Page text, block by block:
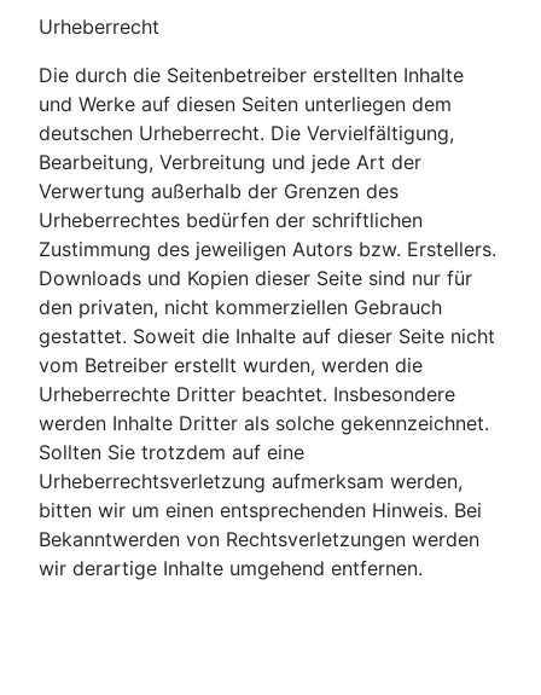
Urheberrecht
Die durch die Seitenbetreiber erstellten Inhalte
und Werke auf diesen Seiten unterliegen dem
deutschen Urheberrecht. Die Vervielfältigung,
Bearbeitung, Verbreitung und jede Art der
Verwertung außerhalb der Grenzen des
Urheberrechtes bedürfen der schriftlichen
Zustimmung des jeweiligen Autors bzw. Erstellers.
Downloads und Kopien dieser Seite sind nur für
den privaten, nicht kommerziellen Gebrauch
gestattet. Soweit die Inhalte auf dieser Seite nicht
vom Betreiber erstellt wurden, werden die
Urheberrechte Dritter beachtet. Insbesondere
werden Inhalte Dritter als solche gekennzeichnet.
Sollten Sie trotzdem auf eine
Urheberrechtsverletzung aufmerksam werden,
bitten wir um einen entsprechenden Hinweis. Bei
Bekanntwerden von Rechtsverletzungen werden
wir derartige Inhalte umgehend entfernen.